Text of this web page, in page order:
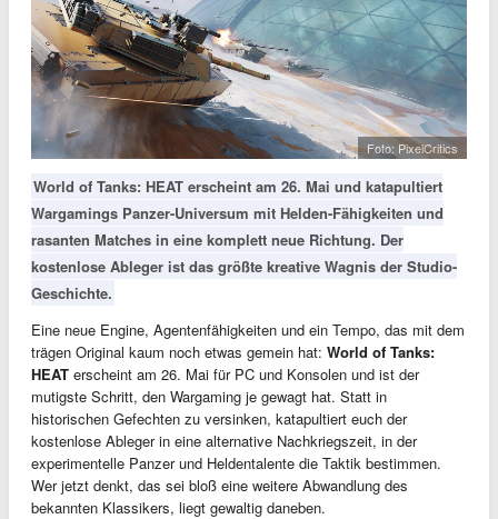
Foto: PixelCritics
World of Tanks: HEAT erscheint am 26. Mai und katapultiert
Wargamings Panzer-Universum mit Helden-Fähigkeiten und
rasanten Matches in eine komplett neue Richtung. Der
kostenlose Ableger ist das größte kreative Wagnis der Studio-
Geschichte.
Eine neue Engine, Agentenfähigkeiten und ein Tempo, das mit dem
trägen Original kaum noch etwas gemein hat: World of Tanks:
HEAT erscheint am 26. Mai für PC und Konsolen und ist der
mutigste Schritt, den Wargaming je gewagt hat. Statt in
historischen Gefechten zu versinken, katapultiert euch der
kostenlose Ableger in eine alternative Nachkriegszeit, in der
experimentelle Panzer und Heldentalente die Taktik bestimmen.
Wer jetzt denkt, das sei bloß eine weitere Abwandlung des
bekannten Klassikers, liegt gewaltig daneben.